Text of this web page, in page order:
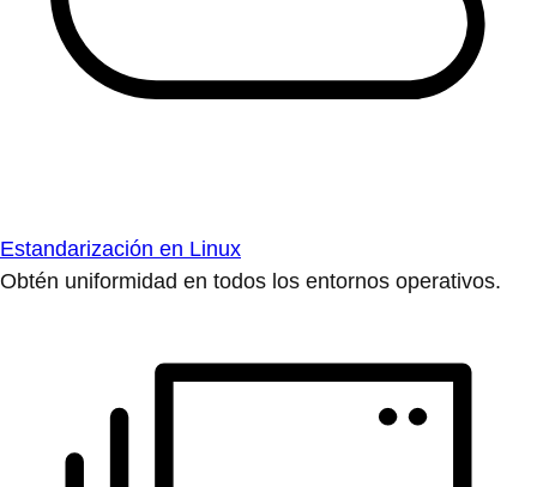
Estandarización en Linux
Obtén uniformidad en todos los entornos operativos.